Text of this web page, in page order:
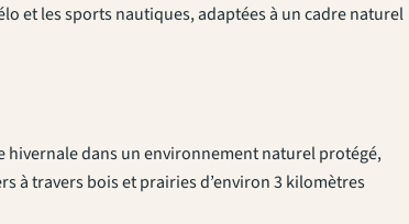
et les sports nautiques, adaptées à un cadre naturel
hivernale dans un environnement naturel protégé,
à travers bois et prairies d’environ 3 kilomètres